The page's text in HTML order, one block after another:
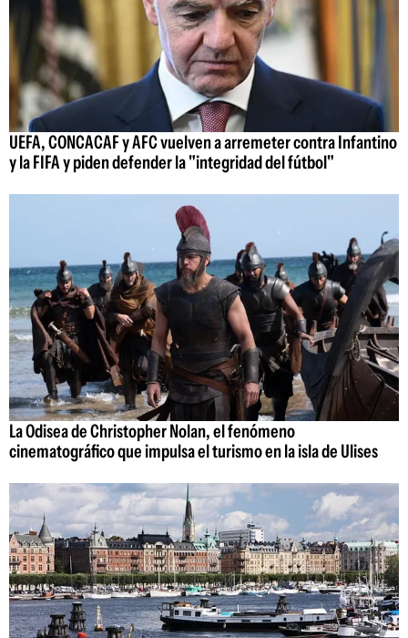
UEFA, CONCACAF y AFC vuelven a arremeter contra Infantino
y la FIFA y piden defender la "integridad del fútbol"
La Odisea de Christopher Nolan, el fenómeno
cinematográfico que impulsa el turismo en la isla de Ulises